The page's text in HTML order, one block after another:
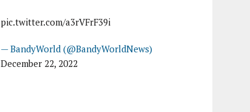
pic.twitter.com/a3rVFrF39i
— BandyWorld (@BandyWorldNews)
December 22, 2022